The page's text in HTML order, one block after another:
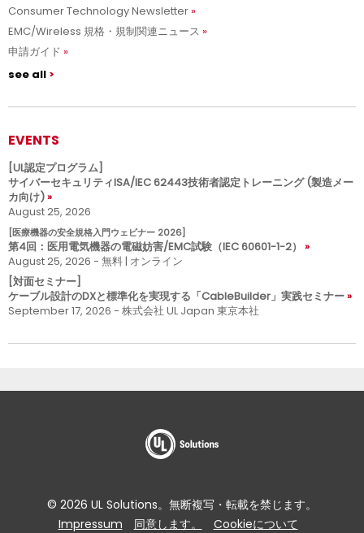
Consumer Technology Newsletter
EMC/Wireless 規格・規制関連ニュース
申請ガイド
see all
EVENTS
[UL認定プログラム]
サイバーセキュリティISA/IEC 62443技術者認定トレーニング (製造メー
カ向け)
August 25, 2026
[医療機器の安全規格入門ウェビナー 2026]
第4回：医用電気機器の電磁妨害/EMC試験（IEC 60601-1-2）
August 25, 2026 - 無料 | オンライン
[対面セミナー]
ケーブル設計のDXと標準化を実現する「CableBuilder」実践セミナー
September 17, 2026 - 株式会社 UL Japan 東京本社
© 2026 UL Solutions。無断複写・転載を禁じます。
Impressum
同意します。 Cookieについて